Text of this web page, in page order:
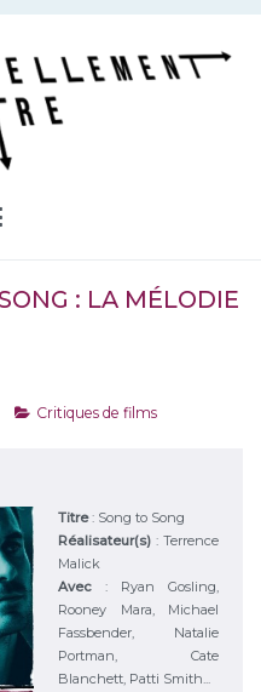
: LA MÉLODIE
Critiques de films
Titre: Song to Song
Réalisateur(s):Terrence
Malick
Avec: Ryan Gosling,
Rooney Mara, Michael
Fassbender, Natalie
Portman, Cate
Blanchett, Patti Smith...